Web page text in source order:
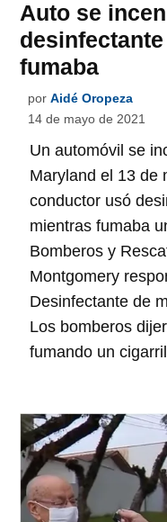
Auto se
fumaba
por Aidé Oropeza
14 de mayo de 2021
Un automóvil se
Maryland el 13 de
conductor usó
mientras fumaba
Bomberos y
Montgomery
Desinfectante de
Los bomberos
fumando un